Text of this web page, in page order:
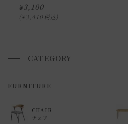
また、 日曜・祝日は、時間帯指定
いませ 。
返品・交換について
ご覧ください。
¥3,100
¥3,410 税込
CATEGORY
FURNITURE
CHAIR
チェア